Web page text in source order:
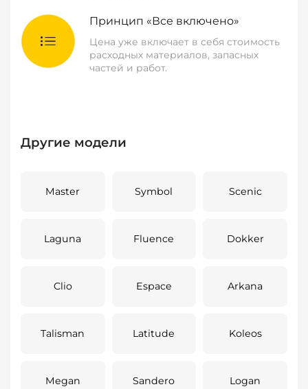
Принцип «Все включено»
Цена уже включает в себя стоимость
расходных материалов, запасных
частей и работ.
Другие модели
Master Symbol Scenic
Laguna Fluence Dokker
Clio Espace Arkana
Talisman Latitude Koleos
Megan Sandero Logan